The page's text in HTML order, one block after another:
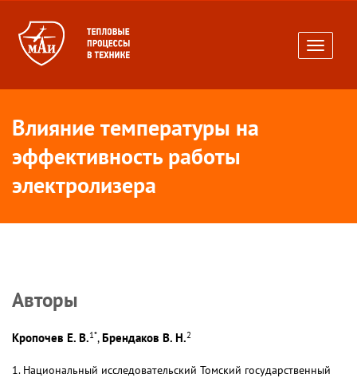
Toggle
Влияние температуры на
эффективность работы
электролизера
Авторы
Кропочев Е. В.1*,Брендаков В. Н.2
1. Национальный исследовательский Томский государственный